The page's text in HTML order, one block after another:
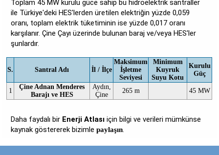
Toplam 45 MW kurulu güce sahip bu hidroelektrik santraller
ile Türkiye'deki HES'lerden üretilen elektriğin yüzde 0,059
oranı, toplam elektrik tüketiminin ise yüzde 0,017 oranı
karşılanır. Çine Çayı üzerinde bulunan baraj ve/veya HES'ler
şunlardır.
S. Santral Adı İl / İlçe
Maksimum
İşletme
Seviyesi
Minimum
Kuyruk
Suyu Kotu
Kurulu
Güç
1
Çine Adnan Menderes
Barajı ve HES
Aydın,
Çine
265 m 45 MW
Daha faydalı bir Enerji Atlası için bilgi ve verileri mümkünse
kaynak göstererek bizimlepaylaşın.